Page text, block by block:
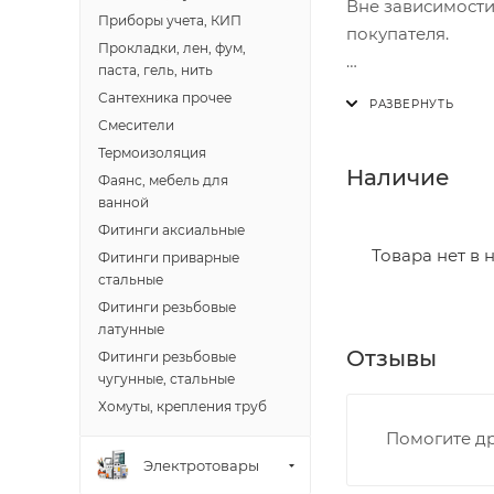
Вне
покупателя.
Итоговая
- количества
• Ленина - 65
• Профсоюзная
Наличие
Товара нет в
Отзывы
Помогите
Приборы учета, КИП
Прокладки, лен, фум,
паста, гель, нить
Сантехника прочее
Смесители
Термоизоляция
Фаянс, мебель для
ванной
Фитинги аксиальные
Фитинги приварные
стальные
Фитинги резьбовые
латунные
Фитинги резьбовые
чугунные, стальные
Хомуты, крепления труб
Электротовары